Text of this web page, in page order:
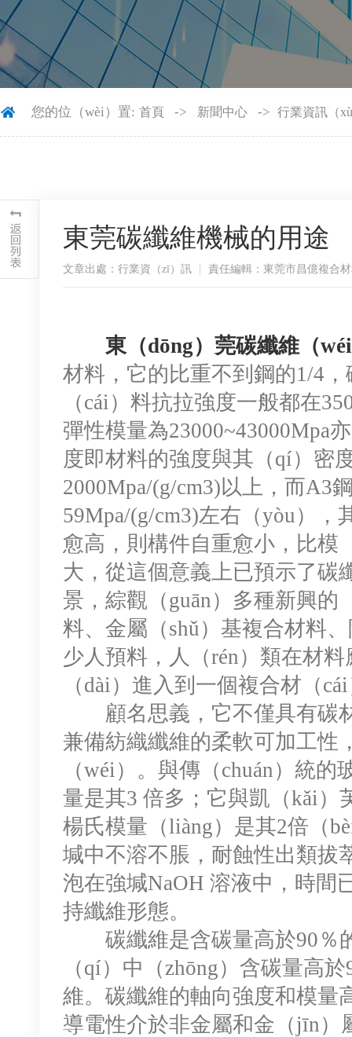
您的位（wèi）置: 首頁 -> 新聞中心 -> 行業資訊（
東莞碳纖維機械的用途
文章出處：行業資（zī）訊 責任編輯：東莞市昌億複合
東（dōng）莞碳纖維（
材料，它的比重不到鋼的1/4
（cái）料抗拉強度一般都在
彈性模量為23000~43000Mpa
度即材料的強度與其（qí）密
2000Mpa/(g/cm3)以上，而A3
59Mpa/(g/cm3)左右（yòu）
愈高，則構件自重愈小，比模
大，從這個意義上已預示了碳
景，綜觀（guān）多種新興的
料、金屬（shǔ）基複合材料
少人預料，人（rén）類在材
（dài）進入到一個複合材（
顧名思義，它不僅具有碳
兼備紡織纖維的柔軟可加工性
（wéi）。與傳（chuán）統
量是其3 倍多；它與凱（kǎi）
楊氏模量（liàng）是其2倍（
堿中不溶不脹，耐蝕性出類拔
泡在強堿NaOH 溶液中，時間
持纖維形態。
碳纖維是含碳量高於90％
（qí）中（zhōng）含碳量高
維。碳纖維的軸向強度和模量
導電性介於非金屬和金（jīn）